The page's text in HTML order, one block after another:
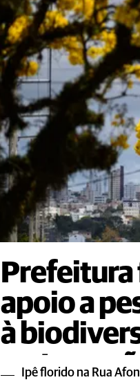
apoio a
à
Ipê florido na Rua